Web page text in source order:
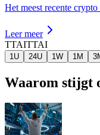
Het meest recente
Leer meer
TTAITTAI
1U 24U 1W 1M
Waarom stijgt